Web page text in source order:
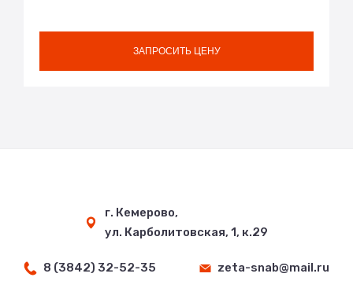
ЗАПРОСИТЬ ЦЕНУ
г. Кемерово,
ул. Карболитовская, 1, к.29
8 (3842) 32-52-35 zeta-snab@mail.ru